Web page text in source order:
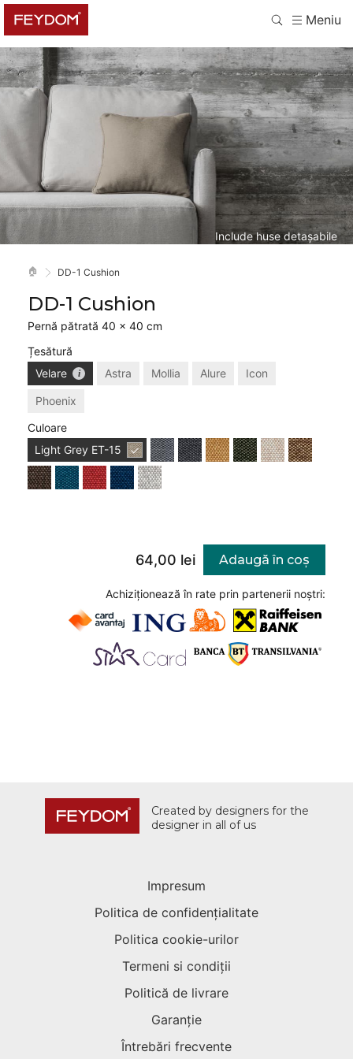
Meniu
Include huse detașabile
🏠 DD-1 Cushion
DD-1 Cushion
Pernă pătrată 40 × 40 cm
Țesătură
Velare
Astra Mollia Alure Icon
Phoenix
Culoare
Light Grey ET-15
64,00 lei Adaugă în coș
Achiziționează în rate prin partenerii noștri:
Created by designers for the
designer in all of us
Impresum
Politica de confidențialitate
Politica cookie-urilor
Termeni si condiții
Politică de livrare
Garanție
Întrebări frecvente